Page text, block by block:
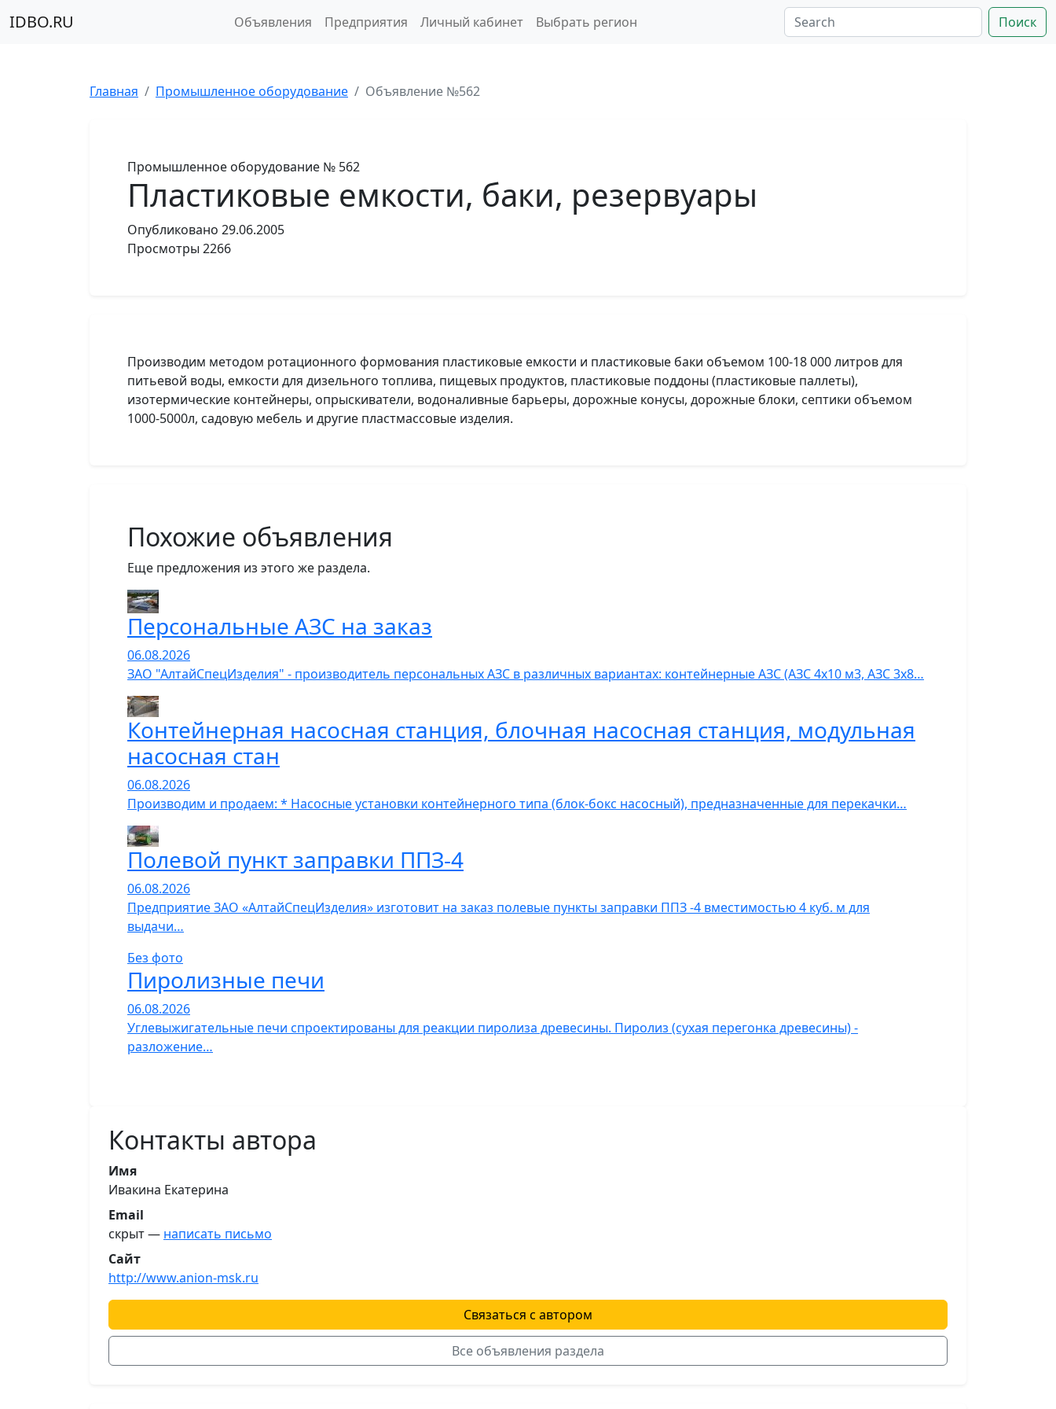
IDBO.RU Объявления Предприятия Личный кабинет Выбрать регион Поиск
Главная Промышленное оборудование Объявление №562
Промышленное оборудование № 562
Пластиковые емкости, баки, резервуары
Опубликовано 29.06.2005
Просмотры 2266
Производим методом ротационного формования пластиковые емкости и пластиковые баки объемом 100-18 000 литров для
питьевой воды, емкости для дизельного топлива, пищевых продуктов, пластиковые поддоны (пластиковые паллеты),
изотермические контейнеры, опрыскиватели, водоналивные барьеры, дорожные конусы, дорожные блоки, септики объемом
1000-5000л, садовую мебель и другие пластмассовые изделия.
Похожие объявления
Еще предложения из этого же раздела.
Персональные АЗС на заказ
06.08.2026
ЗАО "АлтайСпецИзделия" - производитель персональных АЗС в различных вариантах: контейнерные АЗС (АЗС 4х10 м3, АЗС 3х8…
Контейнерная насосная станция, блочная насосная станция, модульная
насосная стан
06.08.2026
Производим и продаем: * Насосные установки контейнерного типа (блок-бокс насосный), предназначенные для перекачки…
Полевой пункт заправки ППЗ-4
06.08.2026
Предприятие ЗАО «АлтайСпецИзделия» изготовит на заказ полевые пункты заправки ППЗ -4 вместимостью 4 куб. м для
выдачи…
Без фото
Пиролизные печи
06.08.2026
Углевыжигательные печи спроектированы для реакции пиролиза древесины. Пиролиз (сухая перегонка древесины) -
разложение…
Контакты автора
Имя
Ивакина Екатерина
Email
скрыт — написать письмо
Сайт
http://www.anion-msk.ru
Связаться с автором
Все объявления раздела